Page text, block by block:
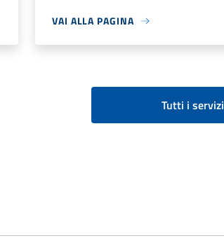
VAI ALLA PAGINA
Tutti i servizi